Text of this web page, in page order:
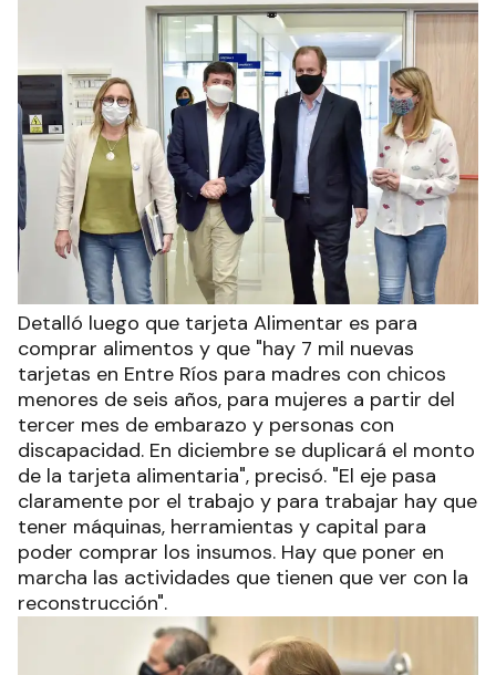
Detalló luego que tarjeta Alimentar es para
comprar alimentos y que "hay 7 mil nuevas
tarjetas en Entre Ríos para madres con chicos
menores de seis años, para mujeres a partir del
tercer mes de embarazo y personas con
discapacidad. En diciembre se duplicará el monto
de la tarjeta alimentaria", precisó. "El eje pasa
claramente por el trabajo y para trabajar hay que
tener máquinas, herramientas y capital para
poder comprar los insumos. Hay que poner en
marcha las actividades que tienen que ver con la
reconstrucción".